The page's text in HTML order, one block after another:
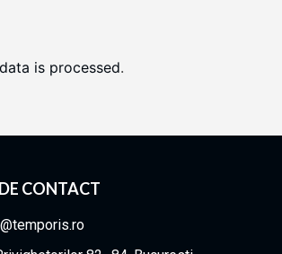
is processed.
CONTACT